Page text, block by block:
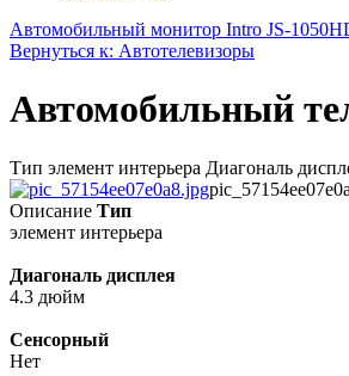
Автомобильный монитор Intro JS-
Вернуться к: Автотелевизоры
Автомобильный
Тип элемент интерьера Диагональ
Описание Тип
элемент интерьера
Диагональ дисплея
4.3 дюйм
Сенсорный
Нет